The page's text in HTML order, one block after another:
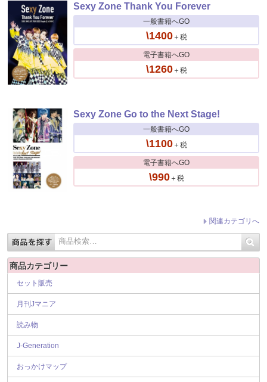
Sexy Zone Thank You Forever
一般書籍へGO
\1400＋税
電子書籍へGO
\1260＋税
Sexy Zone Go to the Next Stage!
一般書籍へGO
\1100＋税
電子書籍へGO
\990＋税
関連カテゴリへ
商品カテゴリー
セット販売
月刊Jマニア
読み物
J-Generation
おっかけマップ